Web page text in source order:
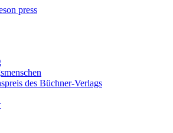
des Büchner-Verlags